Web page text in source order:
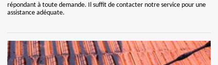
répondant à toute demande. Il suffit de contacter notre service pour une
assistance adéquate.